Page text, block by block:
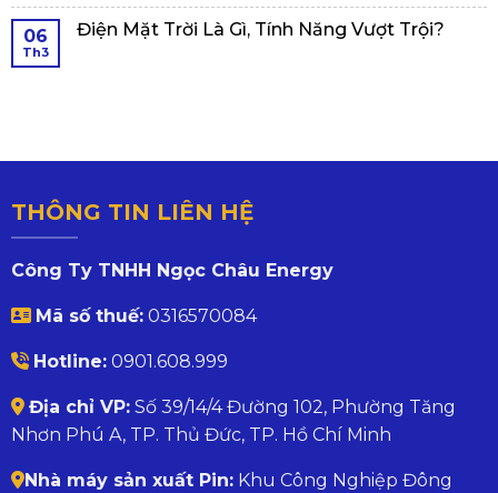
06
Th3
Điện Mặt Trời Là Gì, Tính Năng Vượt Trội?
THÔNG TIN LIÊN HỆ
Công Ty TNHH Ngọc Châu Energy
Mã số thuế:0316570084
Hotline:0901.608.999
Địa chỉ VP:Số 39/14/4 Đường 102, Phường Tăng
Nhơn Phú A, TP. Thủ Đức, TP. Hồ Chí Minh
Nhà máy sản xuất Pin:Khu Công Nghiệp Đông